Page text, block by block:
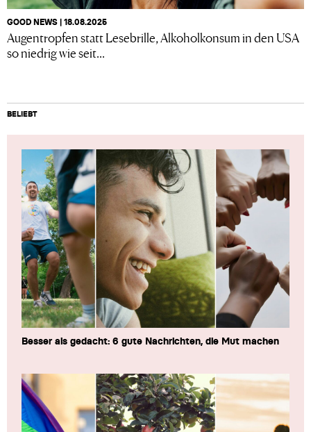
GOOD NEWS | 18.08.2025
Augentropfen statt Lesebrille, Alkoholkonsum in den USA
so niedrig wie seit...
BELIEBT
Besser als gedacht: 6 gute Nachrichten, die Mut machen